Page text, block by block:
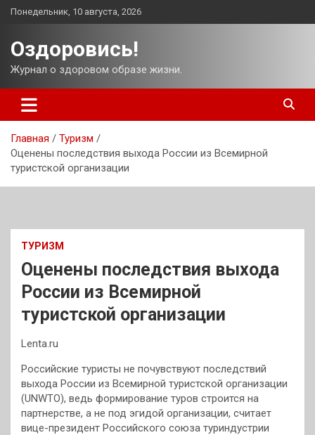
Перейти
Понедельник, 10 августа, 2026
Оздоровись!
Журнал о здоровом образе жизни.
Главная
Туризм
Оценены последствия выхода России из Всемирной
туристской организации
ТУРИЗМ
Оценены последствия выхода
России из Всемирной
туристской организации
Lenta.ru
Российские туристы не почувствуют последствий
выхода России из Всемирной туристской организации
(UNWTO), ведь формирование туров строится на
партнерстве, а не под эгидой организации, считает
вице-президент Российского союза туриндустрии